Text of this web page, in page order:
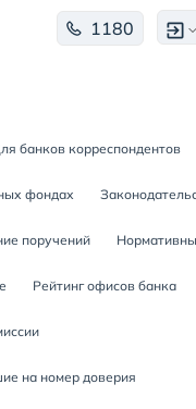
1180
банков корреспондентов
фондах
поручений
Рейтинг офисов банка
на номер доверия